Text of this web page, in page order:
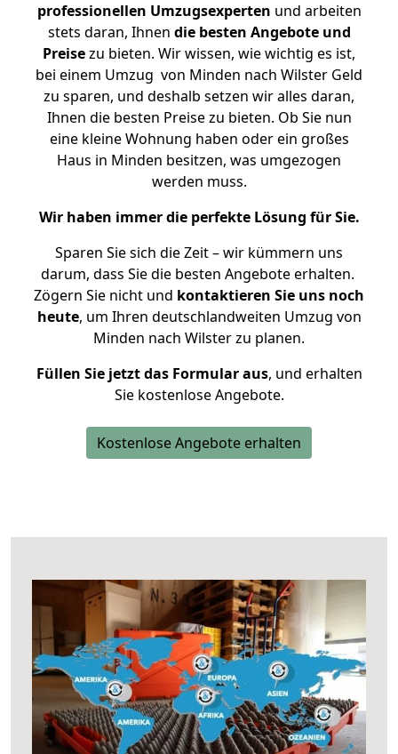
professionellen Umzugsexperten und arbeiten
stets daran, Ihnen die besten Angebote und
Preisezu bieten. Wir wissen, wie wichtig es ist,
bei einem Umzug von Minden nach Wilster Geld
zu sparen, und deshalb setzen wir alles daran,
Ihnen die besten Preise zu bieten. Ob Sie nun
eine kleine Wohnung haben oder ein großes
Haus in Minden besitzen, was umgezogen
werden muss.
Wir haben immer die perfekte Lösung für Sie.
Sparen Sie sich die Zeit – wir kümmern uns
darum, dass Sie die besten Angebote erhalten.
Zögern Sie nicht und kontaktieren Sie uns noch
heute, um Ihren deutschlandweiten Umzug von
Minden nach Wilster zu planen.
Füllen Sie jetzt das Formular aus, und erhalten
Sie kostenlose Angebote.
Kostenlose Angebote erhalten